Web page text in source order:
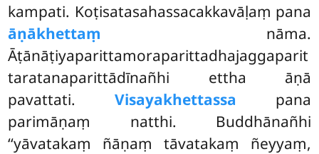
kampati. Koṭisatasahassacakkavāḷaṃ pana
āṇākhettaṃ nāma.
Āṭānāṭiyaparittamoraparittadhajaggaparit
taratanaparittādīnañhi ettha āṇā
pavattati. Visayakhettassa pana
parimāṇaṃ natthi. Buddhānañhi
‘‘yāvatakaṃ ñāṇaṃ tāvatakaṃ ñeyyaṃ,